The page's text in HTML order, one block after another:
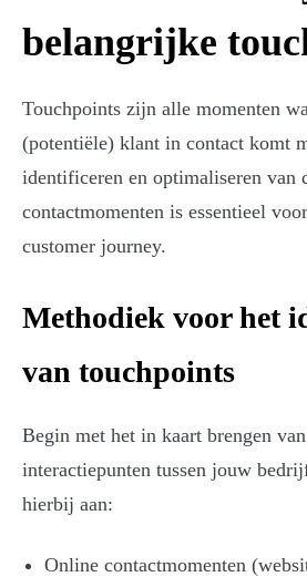
belangrijke
Touchpoints zijn alle momenten
(potentiële) klant in contact komt
identificeren en optimaliseren van
contactmomenten is essentieel
customer journey.
Methodiek voor het
van touchpoints
Begin met het in kaart brengen
interactiepunten tussen jouw
hierbij aan:
Online contactmomenten